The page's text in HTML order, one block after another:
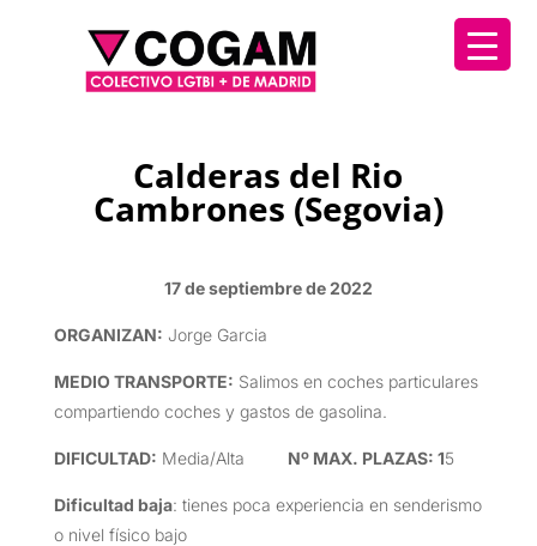
Calderas del Rio
Cambrones (Segovia)
17 de septiembre de 2022
ORGANIZAN: Jorge Garcia
MEDIO TRANSPORTE: Salimos en coches particulares
compartiendo coches y gastos de gasolina.
DIFICULTAD: Media/Alta Nº MAX. PLAZAS: 15
Dificultad baja: tienes poca experiencia en senderismo
o nivel físico bajo